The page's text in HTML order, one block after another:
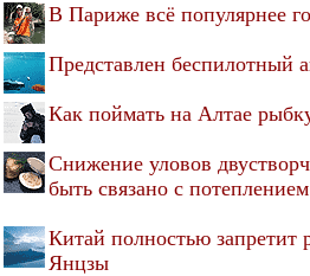
В Париже всё популярнее
Представлен беспилотный
Как поймать на Алтае
Снижение уловов
быть связано с
Китай полностью
Янцзы